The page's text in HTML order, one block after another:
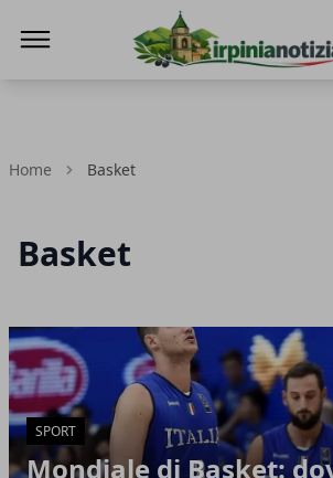
Home Basket
Basket
Articoli in Evidenza
SPORT
Mondiale di Basket: